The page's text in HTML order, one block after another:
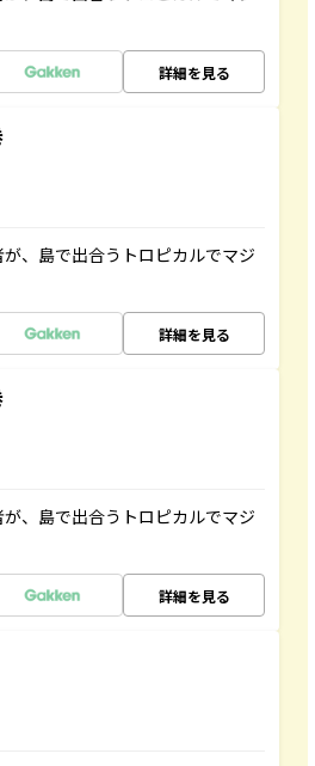
詳細を見る
、島で出合うトロピカルでマジ
詳細を見る
、島で出合うトロピカルでマジ
詳細を見る